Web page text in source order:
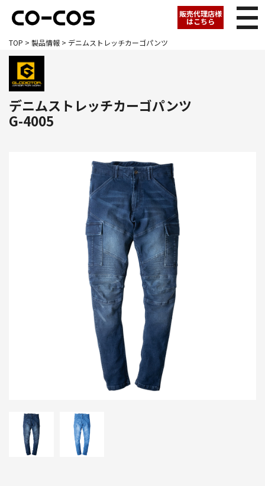
販売代理店様
はこちら
TOP > 製品情報 > デニムストレッチカーゴパンツ
デニムストレッチカーゴパンツ
G-4005